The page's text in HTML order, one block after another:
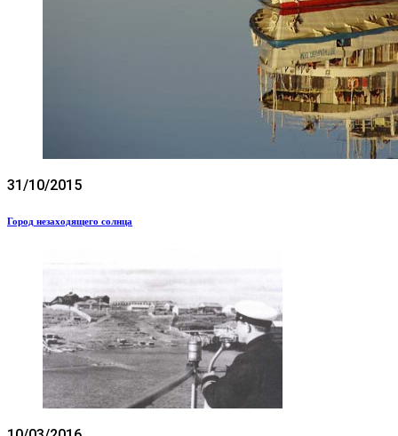
31/10/2015
Город незаходящего солнца